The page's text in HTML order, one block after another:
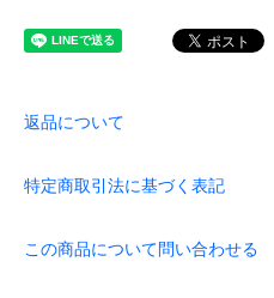
返品について
特定商取引法に基づく表記
この商品について問い合わせる